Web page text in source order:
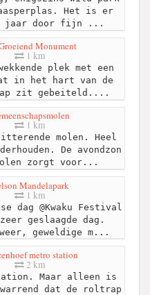
Het is er
jaar door fijn ...
Monument
1 km
plek met een
in het hart van de
zit gebeiteld....
1 km
molen. Heel
De avondzon
zorgt voor...
Mandelapark
1 km
dag @Kwaku Festival
geslaagde dag.
geweldige m...
metro station
2 km
Maar alleen is
dat de roltrap